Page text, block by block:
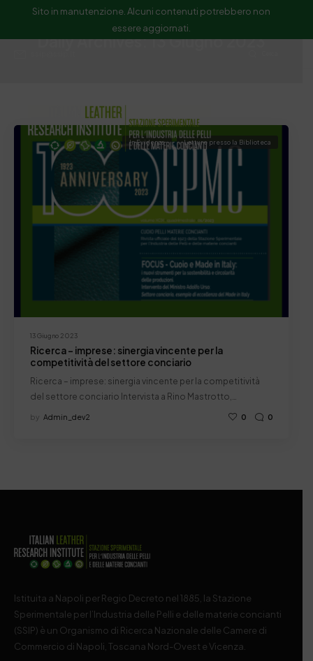
Sito in manutenzione. Alcuni contenuti potrebbero non
essere aggiornati.
Daily Archives: 13 Giugno 2023
13 Giugno 2023
In Evidenza Letture presso la Biblioteca
Ricerca – imprese: sinergia vincente per la
competitività del settore conciario
Ricerca – imprese: sinergia vincente per la competitività
del settore conciario Intervista a Rino Mastrotto,…
by Admin_dev2 0 0
Istituita a Napoli per Regio Decreto nel 1885, la Stazione
Sperimentale per l’Industria delle Pelli e delle materie concianti
(SSIP) è un Organismo di Ricerca Nazionale delle Camere di
Commercio di Napoli, Toscana Nord-Ovest e Vicenza.